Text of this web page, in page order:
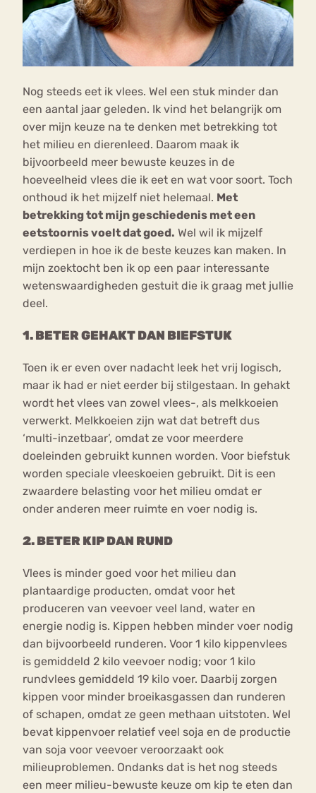
Nog steeds eet ik vlees. Wel een stuk minder dan
een aantal jaar geleden. Ik vind het belangrijk om
over mijn keuze na te denken met betrekking tot
het milieu en dierenleed. Daarom maak ik
bijvoorbeeld meer bewuste keuzes in de
hoeveelheid vlees die ik eet en wat voor soort. Toch
onthoud ik het mijzelf niet helemaal. Met
betrekking tot mijn geschiedenis met een
eetstoornis voelt dat goed. Wel wil ik mijzelf
verdiepen in hoe ik de beste keuzes kan maken. In
mijn zoektocht ben ik op een paar interessante
wetenswaardigheden gestuit die ik graag met jullie
deel.
1. BETER GEHAKT DAN BIEFSTUK
Toen ik er even over nadacht leek het vrij logisch,
maar ik had er niet eerder bij stilgestaan. In gehakt
wordt het vlees van zowel vlees-, als melkkoeien
verwerkt. Melkkoeien zijn wat dat betreft dus
‘multi-inzetbaar’, omdat ze voor meerdere
doeleinden gebruikt kunnen worden. Voor biefstuk
worden speciale vleeskoeien gebruikt. Dit is een
zwaardere belasting voor het milieu omdat er
onder anderen meer ruimte en voer nodig is.
2. BETER KIP DAN RUND
Vlees is minder goed voor het milieu dan
plantaardige producten, omdat voor het
produceren van veevoer veel land, water en
energie nodig is. Kippen hebben minder voer nodig
dan bijvoorbeeld runderen. Voor 1 kilo kippenvlees
is gemiddeld 2 kilo veevoer nodig; voor 1 kilo
rundvlees gemiddeld 19 kilo voer. Daarbij zorgen
kippen voor minder broeikasgassen dan runderen
of schapen, omdat ze geen methaan uitstoten. Wel
bevat kippenvoer relatief veel soja en de productie
van soja voor veevoer veroorzaakt ook
milieuproblemen. Ondanks dat is het nog steeds
een meer milieu-bewuste keuze om kip te eten dan